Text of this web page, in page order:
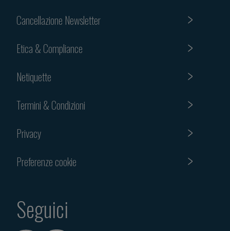
Cancellazione Newsletter
Etica & Compliance
Netiquette
Termini & Condizioni
Privacy
Preferenze cookie
Seguici